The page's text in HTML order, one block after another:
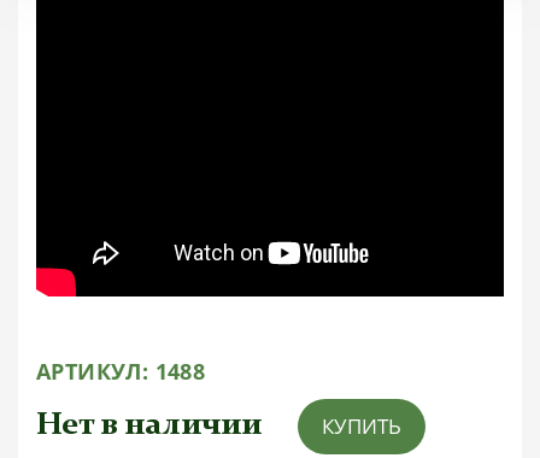
АРТИКУЛ: 1488
Нет в наличии КУПИТЬ